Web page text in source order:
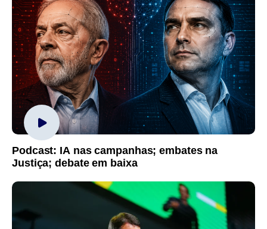
Podcast: IA nas campanhas; embates na
Justiça; debate em baixa